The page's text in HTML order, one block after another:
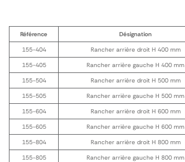
Référence Désignation
155-404
Rancher arrière droit H 400 mm
155-405
Rancher arrière gauche H 400 mm
155-504
Rancher arrière droit H 500 mm
155-505
Rancher arrière gauche H 500 mm
155-604
Rancher arrière droit H 600 mm
155-605
Rancher arrière gauche H 600 mm
155-804
Rancher arrière droit H 800 mm
155-805
Rancher arrière gauche H 800 mm